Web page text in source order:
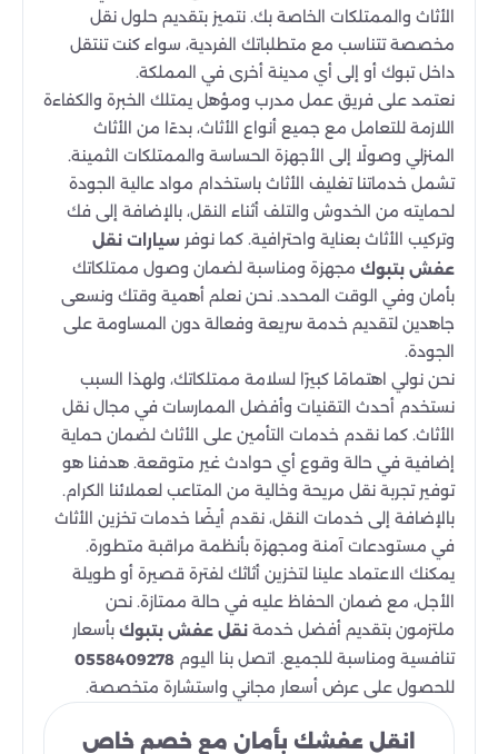
الأثاث والممتلكات الخاصة بك. نتميز بتقديم حلول نقل
مخصصة تتناسب مع متطلباتك الفردية، سواء كنت تنتقل
داخل تبوك أو إلى أي مدينة أخرى في المملكة.
نعتمد على فريق عمل مدرب ومؤهل يمتلك الخبرة والكفاءة
اللازمة للتعامل مع جميع أنواع الأثاث، بدءًا من الأثاث
المنزلي وصولًا إلى الأجهزة الحساسة والممتلكات الثمينة.
تشمل خدماتنا تغليف الأثاث باستخدام مواد عالية الجودة
لحمايته من الخدوش والتلف أثناء النقل، بالإضافة إلى فك
وتركيب الأثاث بعناية واحترافية. كما نوفر سيارات نقل
عفش بتبوك مجهزة ومناسبة لضمان وصول ممتلكاتك
بأمان وفي الوقت المحدد. نحن نعلم أهمية وقتك ونسعى
جاهدين لتقديم خدمة سريعة وفعالة دون المساومة على
الجودة.
نحن نولي اهتمامًا كبيرًا لسلامة ممتلكاتك، ولهذا السبب
نستخدم أحدث التقنيات وأفضل الممارسات في مجال نقل
الأثاث. كما نقدم خدمات التأمين على الأثاث لضمان حماية
إضافية في حالة وقوع أي حوادث غير متوقعة. هدفنا هو
توفير تجربة نقل مريحة وخالية من المتاعب لعملائنا الكرام.
بالإضافة إلى خدمات النقل، نقدم أيضًا خدمات تخزين الأثاث
في مستودعات آمنة ومجهزة بأنظمة مراقبة متطورة.
يمكنك الاعتماد علينا لتخزين أثاثك لفترة قصيرة أو طويلة
الأجل، مع ضمان الحفاظ عليه في حالة ممتازة. نحن
ملتزمون بتقديم أفضل خدمة نقل عفش بتبوك بأسعار
تنافسية ومناسبة للجميع. اتصل بنا اليوم 0558409278
للحصول على عرض أسعار مجاني واستشارة متخصصة.
انقل عفشك بأمان مع خصم خاص